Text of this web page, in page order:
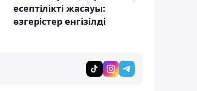
есептілікті жасауы:
өзгерістер енгізілді